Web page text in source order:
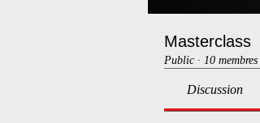
Masterclass
Public · 10 membres
Discussion